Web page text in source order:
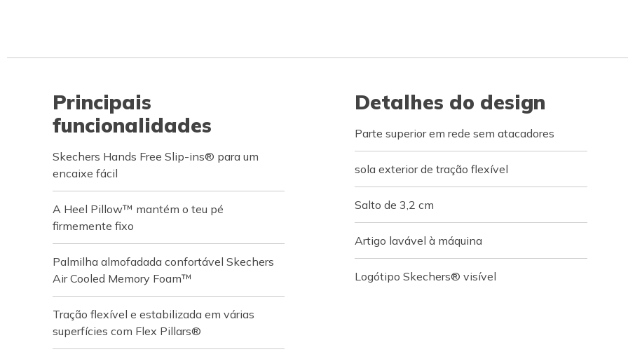
Principais
funcionalidades
Skechers Hands Free Slip-ins® para um
encaixe fácil
A Heel Pillow™ mantém o teu pé
firmemente fixo
Palmilha almofadada confortável Skechers
Air Cooled Memory Foam™
Tração flexível e estabilizada em várias
superfícies com Flex Pillars®
Detalhes do design
Parte superior em rede sem atacadores
sola exterior de tração flexível
Salto de 3,2 cm
Artigo lavável à máquina
Logótipo Skechers® visível